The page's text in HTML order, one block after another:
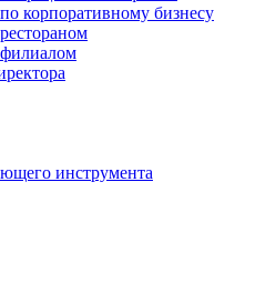
корпоративному бизнесу
инструмента